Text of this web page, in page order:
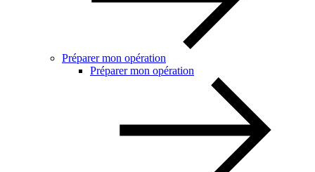
Préparer mon opération
Préparer mon opération